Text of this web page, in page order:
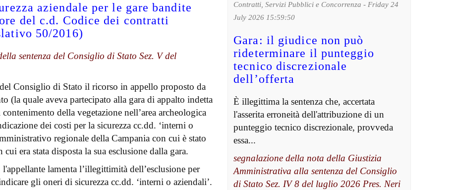
aziendale per le gare bandite
del c.d. Codice dei contratti
50/2016)
sentenza del Consiglio di Stato Sez. V del
Consiglio di Stato il ricorso in appello proposto da
(la quale aveva partecipato alla gara di appalto indetta
della vegetazione nell’area archeologica
dei costi per la sicurezza cc.dd. ‘interni o
regionale della Campania con cui è stato
era stata disposta la sua esclusione dalla gara.
lamenta l’illegittimità dell’esclusione per
gli oneri di sicurezza cc.dd. ‘interni o aziendali’.
Contratti, Servizi Pubblici e Concorrenza - Friday 24
July 2026 15:59:50
Gara: il giudice non può
rideterminare il punteggio
tecnico discrezionale
dell’offerta
È illegittima la sentenza che, accertata
l'asserita erroneità dell'attribuzione di un
punteggio tecnico discrezionale, provveda
essa...
segnalazione della nota della Giustizia
Amministrativa alla sentenza del Consiglio
di Stato Sez. IV 8 del luglio 2026 Pres. Neri